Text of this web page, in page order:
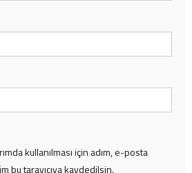
kullanılması için adım, e-posta
bu tarayıcıya kaydedilsin.